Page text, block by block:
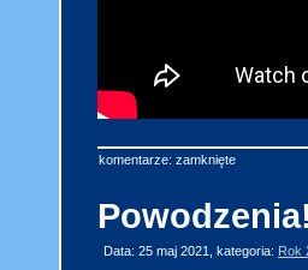
komentarze: zamknięte
Data: 25 maj 2021, kategoria: Rok